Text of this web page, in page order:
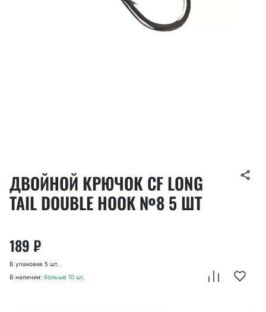
ДВОЙНОЙ КРЮЧОК CF LONG
TAIL DOUBLE HOOK №8 5 ШТ
189₽
В упаковке 5 шт.
В наличии: больше 10 шт.